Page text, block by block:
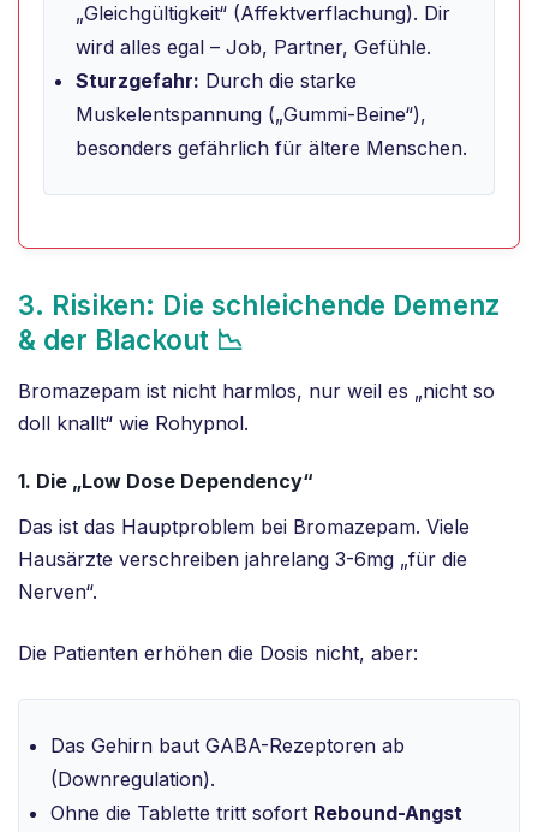
„Gleichgültigkeit“ (Affektverflachung). Dir
wird alles egal – Job, Partner, Gefühle.
Sturzgefahr: Durch die starke
Muskelentspannung („Gummi-Beine“),
besonders gefährlich für ältere Menschen.
3. Risiken: Die schleichende Demenz
& der Blackout 📉
Bromazepam ist nicht harmlos, nur weil es „nicht so
doll knallt“ wie Rohypnol.
1. Die „Low Dose Dependency“
Das ist das Hauptproblem bei Bromazepam. Viele
Hausärzte verschreiben jahrelang 3-6mg „für die
Nerven“.
Die Patienten erhöhen die Dosis nicht, aber:
Das Gehirn baut GABA-Rezeptoren ab
(Downregulation).
Ohne die Tablette tritt sofort Rebound-Angst